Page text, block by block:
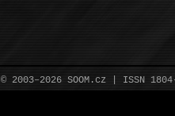
© 2003–2026 SOOM.cz | ISSN